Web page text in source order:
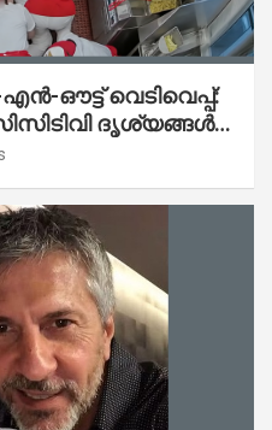
ഔട്ട് വെടിവെപ്പ്:
ദൃശ്യങ്ങൾ
കാരണം